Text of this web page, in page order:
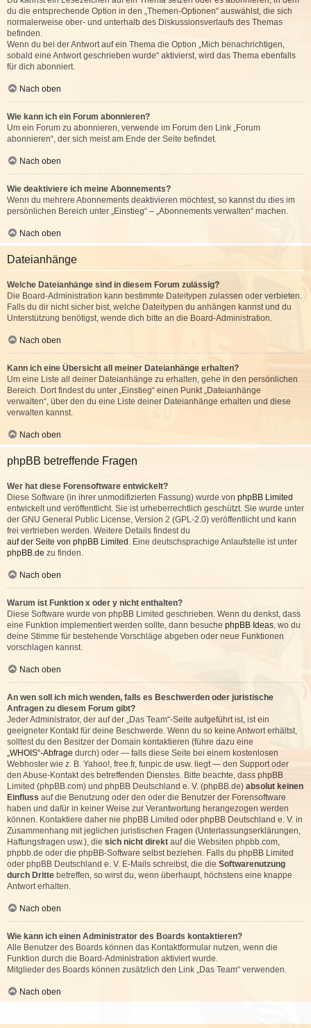
du die entsprechende Option in den „Themen-Optionen“ auswählst, die sich
normalerweise ober- und unterhalb des Diskussionsverlaufs des Themas
befinden.
Wenn du bei der Antwort auf ein Thema die Option „Mich benachrichtigen,
sobald eine Antwort geschrieben wurde“ aktivierst, wird das Thema ebenfalls
für dich abonniert.
Nach oben
Wie kann ich ein Forum abonnieren?
Um ein Forum zu abonnieren, verwende im Forum den Link „Forum
abonnieren“, der sich meist am Ende der Seite befindet.
Nach oben
Wie deaktiviere ich meine Abonnements?
Wenn du mehrere Abonnements deaktivieren möchtest, so kannst du dies im
persönlichen Bereich unter „Einstieg“ – „Abonnements verwalten“ machen.
Nach oben
Dateianhänge
Welche Dateianhänge sind in diesem Forum zulässig?
Die Board-Administration kann bestimmte Dateitypen zulassen oder verbieten.
Falls du dir nicht sicher bist, welche Dateitypen du anhängen kannst und du
Unterstützung benötigst, wende dich bitte an die Board-Administration.
Nach oben
Kann ich eine Übersicht all meiner Dateianhänge erhalten?
Um eine Liste all deiner Dateianhänge zu erhalten, gehe in den persönlichen
Bereich. Dort findest du unter „Einstieg“ einen Punkt „Dateianhänge
verwalten“, über den du eine Liste deiner Dateianhänge erhalten und diese
verwalten kannst.
Nach oben
phpBB betreffende Fragen
Wer hat diese Forensoftware entwickelt?
Diese Software (in ihrer unmodifizierten Fassung) wurde von phpBB Limited
entwickelt und veröffentlicht. Sie ist urheberrechtlich geschützt. Sie wurde unter
der GNU General Public License, Version 2 (GPL-2.0) veröffentlicht und kann
frei vertrieben werden. Weitere Details findest du
auf der Seite von phpBB Limited . Eine deutschsprachige Anlaufstelle ist unter
phpBB.de zu finden.
Nach oben
Warum ist Funktion x oder y nicht enthalten?
Diese Software wurde von phpBB Limited geschrieben. Wenn du denkst, dass
eine Funktion implementiert werden sollte, dann besuche phpBB Ideas, wo du
deine Stimme für bestehende Vorschläge abgeben oder neue Funktionen
vorschlagen kannst.
Nach oben
An wen soll ich mich wenden, falls es Beschwerden oder juristische
Anfragen zu diesem Forum gibt?
Jeder Administrator, der auf der „Das Team“-Seite aufgeführt ist, ist ein
geeigneter Kontakt für deine Beschwerde. Wenn du so keine Antwort erhältst,
solltest du den Besitzer der Domain kontaktieren (führe dazu eine
„WHOIS“-Abfrage durch) oder — falls diese Seite bei einem kostenlosen
Webhoster wie z. B. Yahoo!, free.fr, funpic.de usw. liegt — den Support oder
den Abuse-Kontakt des betreffenden Dienstes. Bitte beachte, dass phpBB
Limited (phpBB.com) und phpBB Deutschland e. V. (phpBB.de) absolut keinen
Einfluss auf die Benutzung oder den oder die Benutzer der Forensoftware
haben und dafür in keiner Weise zur Verantwortung herangezogen werden
können. Kontaktiere daher nie phpBB Limited oder phpBB Deutschland e. V. in
Zusammenhang mit jeglichen juristischen Fragen (Unterlassungserklärungen,
Haftungsfragen usw.), die sich nicht direkt auf die Websiten phpbb.com,
phpbb.de oder die phpBB-Software selbst beziehen. Falls du phpBB Limited
oder phpBB Deutschland e. V. E-Mails schreibst, die die Softwarenutzung
durch Dritte betreffen, so wirst du, wenn überhaupt, höchstens eine knappe
Antwort erhalten.
Nach oben
Wie kann ich einen Administrator des Boards kontaktieren?
Alle Benutzer des Boards können das Kontaktformular nutzen, wenn die
Funktion durch die Board-Administration aktiviert wurde.
Mitglieder des Boards können zusätzlich den Link „Das Team“ verwenden.
Nach oben